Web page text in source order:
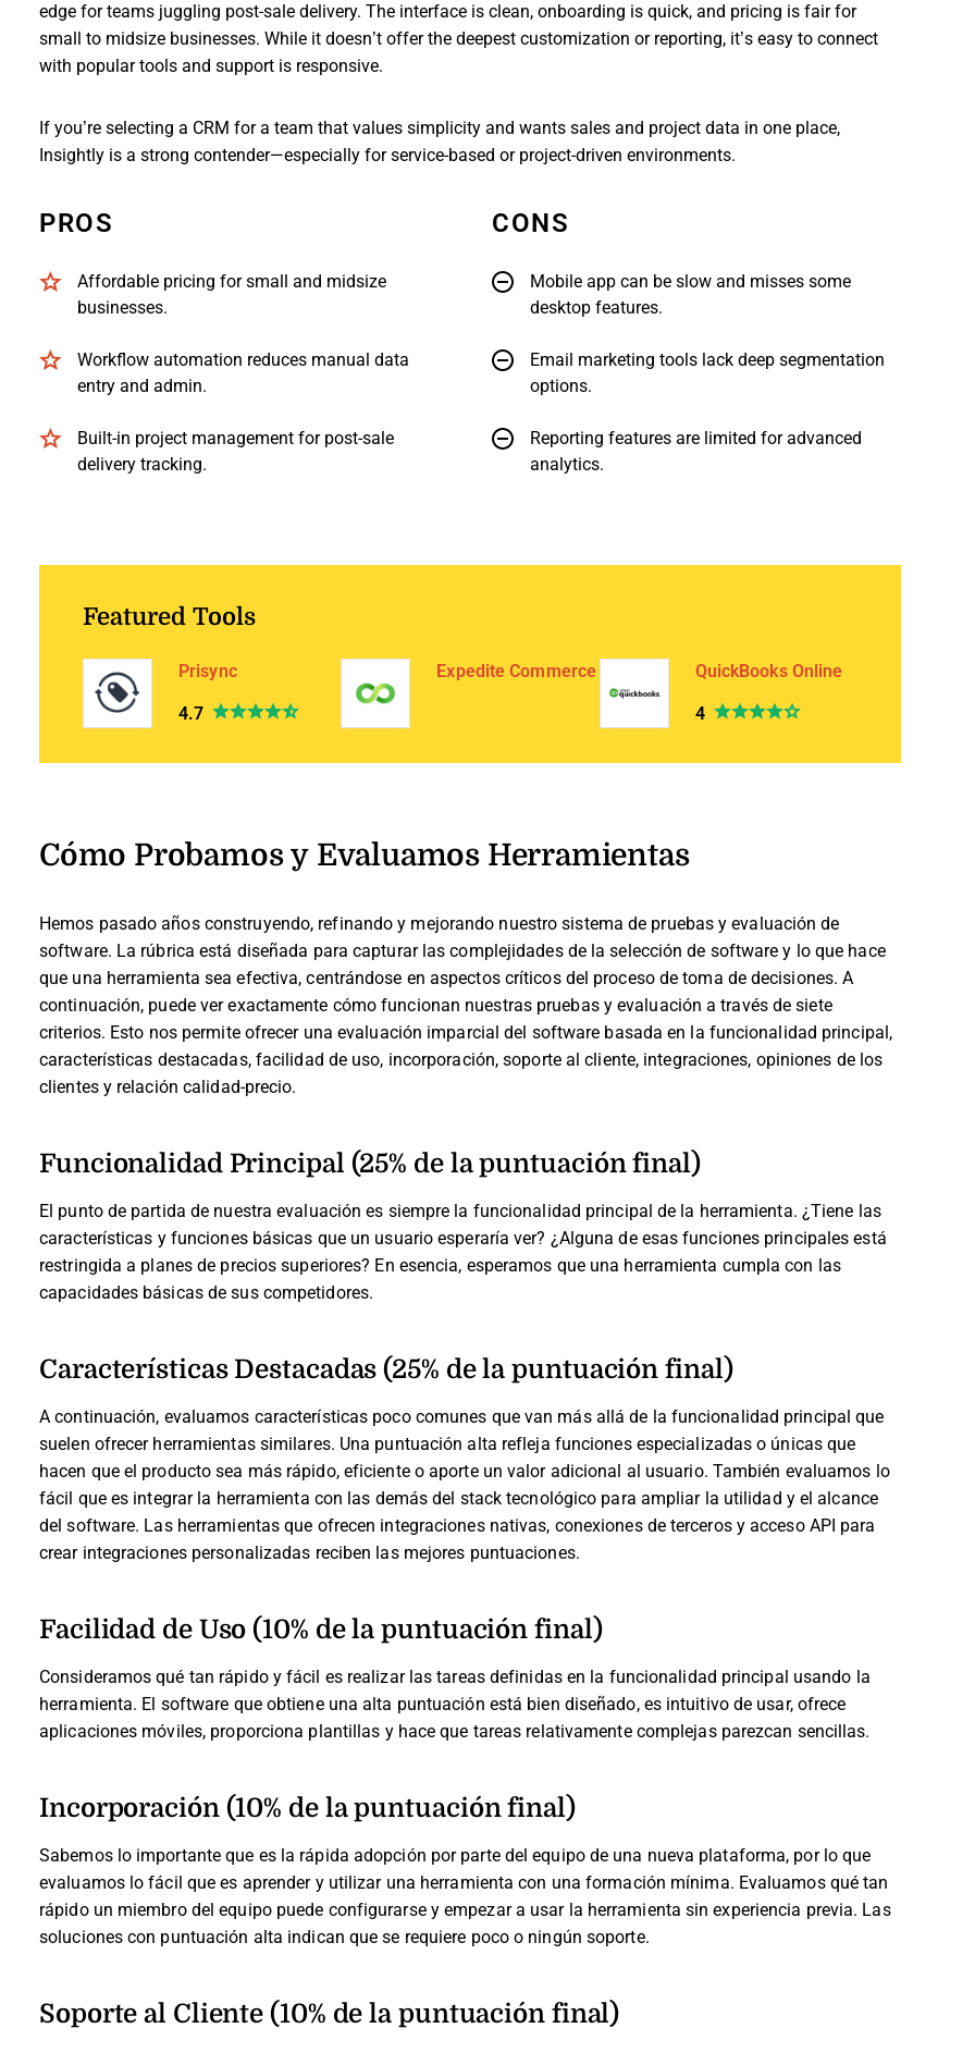
edge for teams juggling post-sale delivery. The interface is clean, onboarding is quick, and pricing is fair for
small to midsize businesses. While it doesn’t offer the deepest customization or reporting, it’s easy to connect
with popular tools and support is responsive.
If you’re selecting a CRM for a team that values simplicity and wants sales and project data in one place,
Insightly is a strong contender—especially for service-based or project-driven environments.
PROS
Affordable pricing for small and midsize
businesses.
Workflow automation reduces manual data
entry and admin.
Built-in project management for post-sale
delivery tracking.
CONS
Mobile app can be slow and misses some
desktop features.
Email marketing tools lack deep segmentation
options.
Reporting features are limited for advanced
analytics.
Featured Tools
Prisync
4.7
Expedite Commerce QuickBooks Online
4
Cómo Probamos y Evaluamos Herramientas
Hemos pasado años construyendo, refinando y mejorando nuestro sistema de pruebas y evaluación de
software. La rúbrica está diseñada para capturar las complejidades de la selección de software y lo que hace
que una herramienta sea efectiva, centrándose en aspectos críticos del proceso de toma de decisiones. A
continuación, puede ver exactamente cómo funcionan nuestras pruebas y evaluación a través de siete
criterios. Esto nos permite ofrecer una evaluación imparcial del software basada en la funcionalidad principal,
características destacadas, facilidad de uso, incorporación, soporte al cliente, integraciones, opiniones de los
clientes y relación calidad-precio.
Funcionalidad Principal (25% de la puntuación final)
El punto de partida de nuestra evaluación es siempre la funcionalidad principal de la herramienta. ¿Tiene las
características y funciones básicas que un usuario esperaría ver? ¿Alguna de esas funciones principales está
restringida a planes de precios superiores? En esencia, esperamos que una herramienta cumpla con las
capacidades básicas de sus competidores.
Características Destacadas (25% de la puntuación final)
A continuación, evaluamos características poco comunes que van más allá de la funcionalidad principal que
suelen ofrecer herramientas similares. Una puntuación alta refleja funciones especializadas o únicas que
hacen que el producto sea más rápido, eficiente o aporte un valor adicional al usuario. También evaluamos lo
fácil que es integrar la herramienta con las demás del stack tecnológico para ampliar la utilidad y el alcance
del software. Las herramientas que ofrecen integraciones nativas, conexiones de terceros y acceso API para
crear integraciones personalizadas reciben las mejores puntuaciones.
Facilidad de Uso (10% de la puntuación final)
Consideramos qué tan rápido y fácil es realizar las tareas definidas en la funcionalidad principal usando la
herramienta. El software que obtiene una alta puntuación está bien diseñado, es intuitivo de usar, ofrece
aplicaciones móviles, proporciona plantillas y hace que tareas relativamente complejas parezcan sencillas.
Incorporación (10% de la puntuación final)
Sabemos lo importante que es la rápida adopción por parte del equipo de una nueva plataforma, por lo que
evaluamos lo fácil que es aprender y utilizar una herramienta con una formación mínima. Evaluamos qué tan
rápido un miembro del equipo puede configurarse y empezar a usar la herramienta sin experiencia previa. Las
soluciones con puntuación alta indican que se requiere poco o ningún soporte.
Soporte al Cliente (10% de la puntuación final)